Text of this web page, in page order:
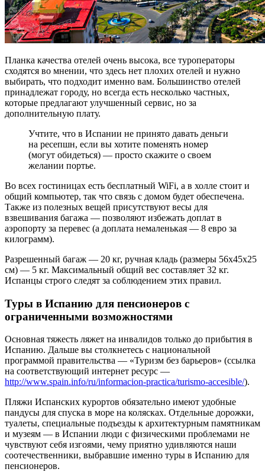
Планка качества отелей очень высока, все туроператоры
сходятся во мнении, что здесь нет плохих отелей и нужно
выбирать, что подходит именно вам. Большинство отелей
принадлежат городу, но всегда есть несколько частных,
которые предлагают улучшенный сервис, но за
дополнительную плату.
Учтите, что в Испании не принято давать деньги
на ресепшн, если вы хотите поменять номер
(могут обидеться) — просто скажите о своем
желании портье.
Во всех гостиницах есть бесплатный WiFi, а в холле стоит и
общий компьютер, так что связь с домом будет обеспечена.
Также из полезных вещей присутствуют весы для
взвешивания багажа — позволяют избежать доплат в
аэропорту за перевес (а доплата немаленькая — 8 евро за
килограмм).
Разрешенный багаж — 20 кг, ручная кладь (размеры 56х45х25
см) — 5 кг. Максимальный общий вес составляет 32 кг.
Испанцы строго следят за соблюдением этих правил.
Туры в Испанию для пенсионеров с
ограниченными возможностями
Основная тяжесть ляжет на инвалидов только до прибытия в
Испанию. Дальше вы столкнетесь с национальной
программой правительства — «Туризм без барьеров» (ссылка
на соответствующий интернет ресурс —
http://www.spain.info/ru/informacion-practica/turismo-accesible/).
Пляжи Испанских курортов обязательно имеют удобные
пандусы для спуска в море на колясках. Отдельные дорожки,
туалеты, специальные подъезды к архитектурным памятникам
и музеям — в Испании люди с физическими проблемами не
чувствуют себя изгоями, чему приятно удивляются наши
соотечественники, выбравшие именно туры в Испанию для
пенсионеров.